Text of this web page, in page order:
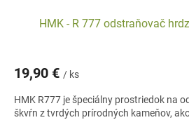
HMK - R 777 odstraňovač
19,90 € / ks
HMK R777 je špeciálny prostriedok na
škvŕn z tvrdých prírodných kameňov,